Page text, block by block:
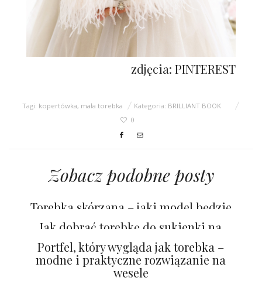
zdjęcia: PINTEREST
Tagi: kopertówka, mała torebka Kategoria: BRILLIANT BOOK
0
Zobacz podobne posty
Torebka skórzana – jaki model będzie
najlepszy na wiosnę?
Jak dobrać torebkę do sukienki na
wesele?
Portfel, który wygląda jak torebka –
modne i praktyczne rozwiązanie na
wesele